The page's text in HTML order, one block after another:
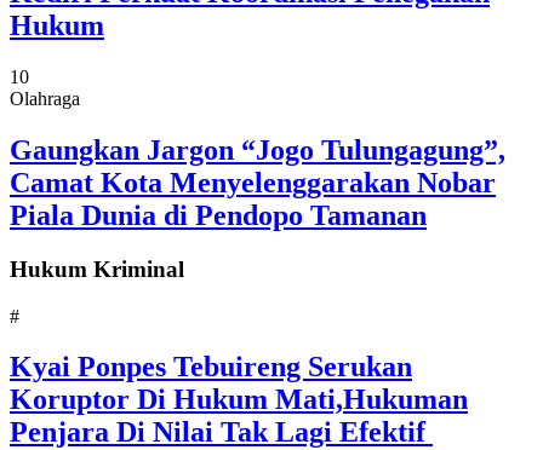
Hukum
10
Olahraga
Gaungkan Jargon “Jogo Tulungagung”,
Camat Kota Menyelenggarakan Nobar
Piala Dunia di Pendopo Tamanan
Hukum Kriminal
#
Kyai Ponpes Tebuireng Serukan
Koruptor Di Hukum Mati,Hukuman
Penjara Di Nilai Tak Lagi Efektif